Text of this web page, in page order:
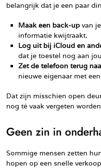
belangrijk dat je een paar
Maak een back-upvan
informatie kwijtraakt.
Log uit bij iCloud en
dat je toestel nog aan
Zet de telefoon terug
nieuwe eigenaar met
Dat zijn misschien open
nog té vaak vergeten
Geen zin in
Sommige mensen zetten
hopen op een snelle